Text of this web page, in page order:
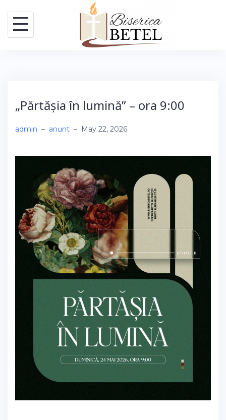
content
„Părtășia în lumină” – ora 9:00
admin – anunt – May 22, 2026